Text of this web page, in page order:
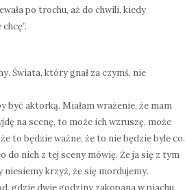
po trochu, aż do chwili, kiedy
Świata, który gnał za czymś, nie
być aktorką. Miałam wrażenie, że mam
na scenę, to może ich wzruszę, może
to będzie ważne, że to nie będzie byle co.
do nich z tej sceny mówię. Że ja się z tym
niesiemy krzyż, że się mordujemy.
gdzie dwie godziny zakopana w piachu,